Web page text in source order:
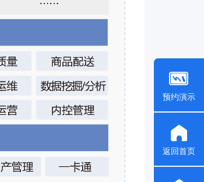
预约演示
返回首页